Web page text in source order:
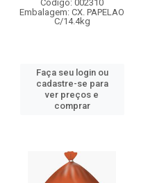
Código: 002310
Embalagem: CX. PAPELAO
C/14.4kg
Faça seu login ou
cadastre-se para
ver preços e
comprar